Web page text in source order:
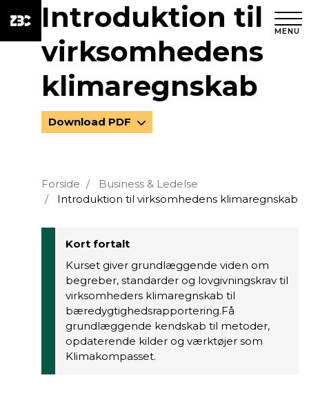
MENU
Introduktion til
virksomhedens
klimaregnskab
Download PDF
Forside
Business & Ledelse
Introduktion til virksomhedens klimaregnskab
Kort fortalt
Kurset giver grundlæggende viden om
begreber, standarder og lovgivningskrav til
virksomheders klimaregnskab til
bæredygtighedsrapportering.Få
grundlæggende kendskab til metoder,
opdaterende kilder og værktøjer som
Klimakompasset.